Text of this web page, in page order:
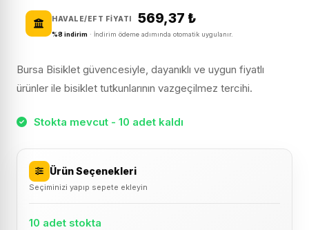
HAVALE/EFT FIYATI 569,37 ₺
%8 indirim · İndirim ödeme adımında otomatik uygulanır.
Bursa Bisiklet güvencesiyle, dayanıklı ve uygun fiyatlı
ürünler ile bisiklet tutkunlarının vazgeçilmez tercihi.
Stokta mevcut - 10 adet kaldı
Ürün Seçenekleri
Seçiminizi yapıp sepete ekleyin
10 adet stokta